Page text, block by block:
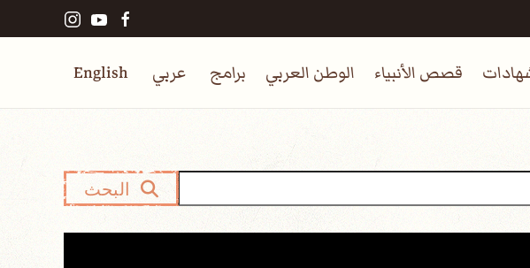
قصص الأنبياء الوطن العربي برامج عربي English
البحث